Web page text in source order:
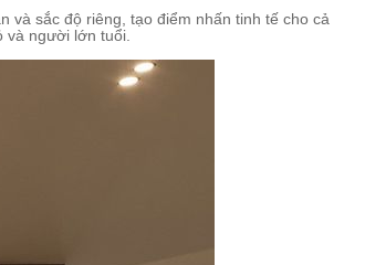
và sắc độ riêng, tạo điểm nhấn tinh tế cho cả
và người lớn tuổi.